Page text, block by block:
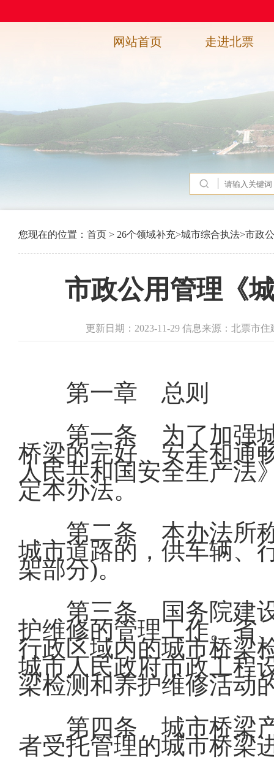
网站首页 走进北票
您现在的位置： 首页 > 26个领域补充>城市综合执法>市政
市政公用管理《
更新日期：2023-11-29 信息来源：北票市
第一章 总则
第一条 为了加强
桥梁的完好、安全和通
人民共和国安全生产法
定本办法。
第二条 本办法所
城市道路的，供车辆、
架部分)。
第三条 国务院建
护维修的管理工作。省
行政区域内的城市桥梁
城市人民政府市政工程
梁检测和养护维修活动
第四条 城市桥梁
者受托管理的城市桥梁